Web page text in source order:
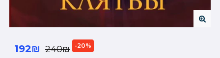
192₪ 240₪ -20%